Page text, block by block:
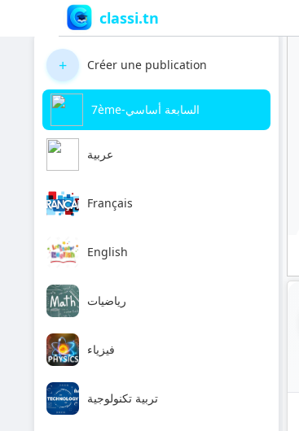
classi.tn
+ Créer une publication
7ème-السابعة أساسي
عربية
Français
English
رياضيات
فيزياء
تربية تكنولوجية